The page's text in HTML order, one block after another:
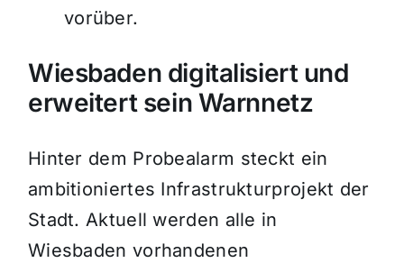
vorüber.
Wiesbaden digitalisiert und
erweitert sein Warnnetz
Hinter dem Probealarm steckt ein
ambitioniertes Infrastrukturprojekt der
Stadt. Aktuell werden alle in
Wiesbaden vorhandenen